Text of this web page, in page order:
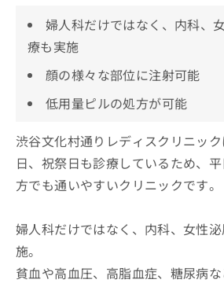
婦人科だけではなく、内科、
療も実施
顔の様々な部位に注射可能
低用量ピルの処方が可能
渋谷文化村通りレディスクリニッ
日、祝祭日も診療しているため、
方でも通いやすいクリニックです。
婦人科だけではなく、内科、女性
施。
貧血や高血圧、高脂血症、糖尿病